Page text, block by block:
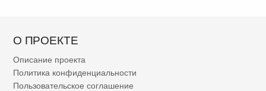
О ПРОЕКТЕ
Описание проекта
Политика конфиденциальности
Пользовательское соглашение